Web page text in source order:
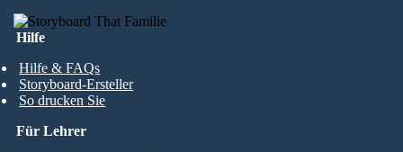
Hilfe
Hilfe & FAQs
Storyboard-Ersteller
So drucken Sie
Für Lehrer